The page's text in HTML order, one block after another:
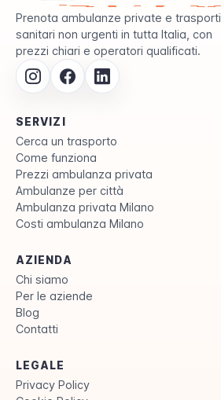
Prenota ambulanze private e trasporti
sanitari non urgenti in tutta Italia, con
prezzi chiari e operatori qualificati.
SERVIZI
Cerca un trasporto
Come funziona
Prezzi ambulanza privata
Ambulanze per città
Ambulanza privata Milano
Costi ambulanza Milano
AZIENDA
Chi siamo
Per le aziende
Blog
Contatti
LEGALE
Privacy Policy